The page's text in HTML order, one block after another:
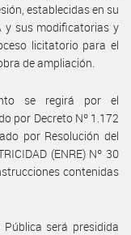
establecidas en su
y sus modificatorias y
licitatorio para el
de ampliación.
se regirá por el
por Decreto Nº 1.172
por Resolución del
(ENRE) Nº 30
contenidas
será presidida